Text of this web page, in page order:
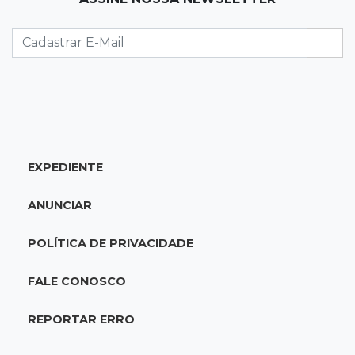
acidente com F-1000 na Av. Heráclito
18:28Concurso 3.042
acumulado em R$ 165 milhões
18:05Energia renovável
EXPEDIENTE
ANUNCIAR
POLÍTICA DE PRIVACIDADE
FALE CONOSCO
REPORTAR ERRO